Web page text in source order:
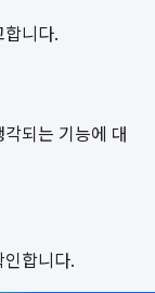
합니다.
되는 기능에 대
합니다.